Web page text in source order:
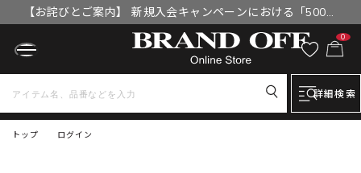
【お詫びとご案内】 新規入会キャンペーンにおける「500円
OFFクーポン」付与漏れと補填について
0
詳細検索
トップ ログイン